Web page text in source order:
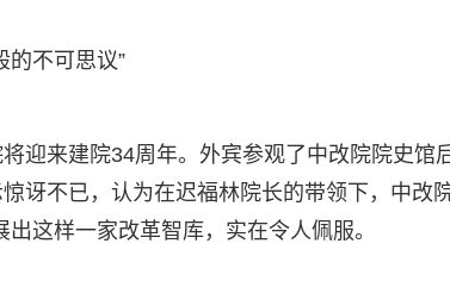
的不可思议”
迎来建院34周年。外宾参观了中改院院史馆
讶不已，认为在迟福林院长的带领下，中改
这样一家改革智库，实在令人佩服。